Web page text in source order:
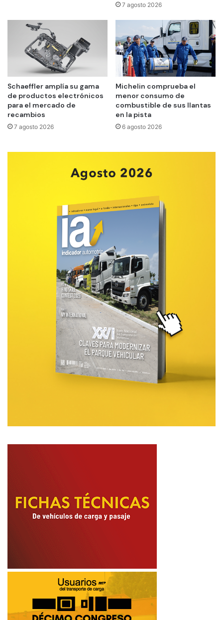
7 agosto 2026
Schaeffler amplía su gama
de productos electrónicos
para el mercado de
recambios
7 agosto 2026
Michelin comprueba el
menor consumo de
combustible de sus llantas
en la pista
6 agosto 2026